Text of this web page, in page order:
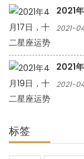
2021
2021-
2021
2021-
标签